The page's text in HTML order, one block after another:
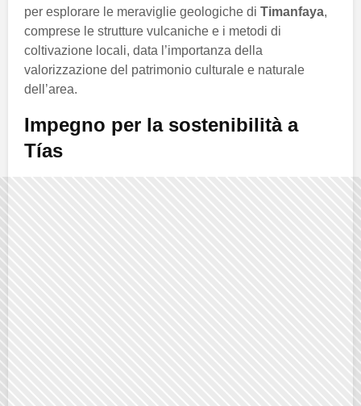
per esplorare le meraviglie geologiche di Timanfaya,
comprese le strutture vulcaniche e i metodi di
coltivazione locali, data l’importanza della
valorizzazione del patrimonio culturale e naturale
dell’area.
Impegno per la sostenibilità a
Tías